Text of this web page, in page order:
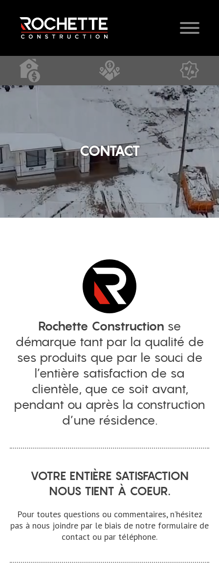
CONTACT
Rochette Construction se
démarque tant par la qualité de
ses produits que par le souci de
l’entière satisfaction de sa
clientèle, que ce soit avant,
pendant ou après la construction
d’une résidence.
VOTRE ENTIÈRE SATISFACTION
NOUS TIENT À COEUR.
Pour toutes questions ou commentaires, n’hésitez
pas à nous joindre par le biais de notre formulaire de
contact ou par téléphone.